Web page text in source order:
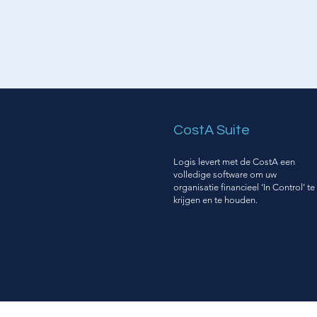
CostA Suite
Logis levert met de CostA een
volledige software om uw
organisatie financieel ‘In Control’ te
krijgen en te houden.